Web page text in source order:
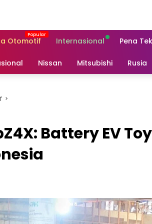
Otomotif Internasional Pena
Nissan Mitsubishi Rusia
Battery EV